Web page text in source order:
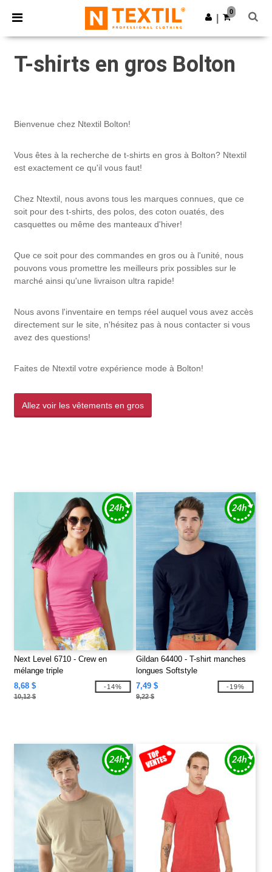
× Appli Ntextil
Meilleurs prix sur l’app !
Obtenir l'appli
0
T-shirts en gros Bolton
Bienvenue chez Ntextil Bolton!
Vous êtes à la recherche de t-shirts en gros à Bolton? Ntextil
est exactement ce qu'il vous faut!
Chez Ntextil, nous avons tous les marques connues, que ce
soit pour des t-shirts, des polos, des coton ouatés, des
casquettes ou même des manteaux d'hiver!
Que ce soit pour des commandes en gros ou à l'unité, nous
pouvons vous promettre les meilleurs prix possibles sur le
marché ainsi qu'une livraison ultra rapide!
Nous avons l'inventaire en temps réel auquel vous avez accès
directement sur le site, n'hésitez pas à nous contacter si vous
avez des questions!
Faites de Ntextil votre expérience mode à Bolton!
Allez voir les vêtements en gros
Next Level 6710 - Crew en
mélange triple
8,68 $
10,12 $
-14%
Gildan 64400 - T-shirt manches
longues Softstyle
7,49 $
9,22 $
-19%